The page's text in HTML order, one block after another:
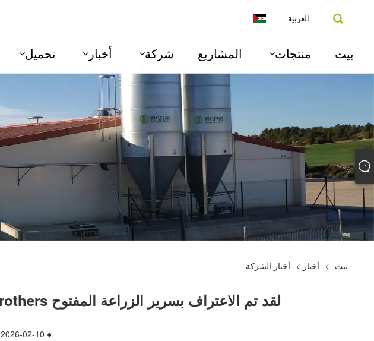
العربية
بيت منتجات المشاريع شركة أخبار تحميل
بيت > أخبار > أخبار الشركة
لقد تم الاعتراف بسرير الزراعة المفتوح DEBA Brothers في جميع أنحاء العالم لتصميمه سهل الاستخدام
●
2026-02-10